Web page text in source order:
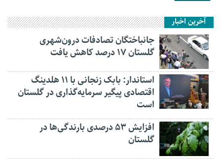
آخرین اخبار
جانباختگان تصادفات درون‌شهری
گلستان ۱۷ درصد کاهش یافت
استاندار: بابک زنجانی با ۱۱ هلدینگ
اقتصادی پیگیر سرمایه‌گذاری در گلستان
است
افزایش ۵۳ درصدی بارندگی‌ها در
گلستان